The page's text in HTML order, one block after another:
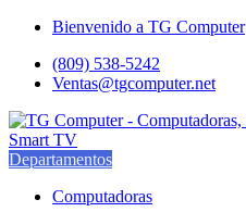
Saltar
navegación
saltar
contenido
Bienvenido a TG Computer
(809) 538-5242
Ventas@tgcomputer.net
Departamentos
Computadoras